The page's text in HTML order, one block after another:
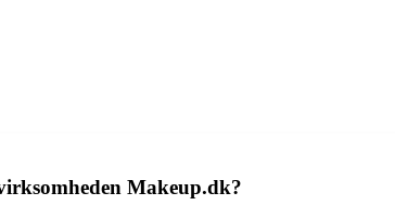
Makeup.dk?